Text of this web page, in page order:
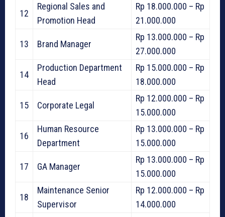
12
Regional Sales and
Promotion Head
Rp 18.000.000 – Rp
21.000.000
13 Brand Manager
Rp 13.000.000 – Rp
27.000.000
14
Production Department
Head
Rp 15.000.000 – Rp
18.000.000
15 Corporate Legal
Rp 12.000.000 – Rp
15.000.000
16
Human Resource
Department
Rp 13.000.000 – Rp
15.000.000
17 GA Manager
Rp 13.000.000 – Rp
15.000.000
18
Maintenance Senior
Supervisor
Rp 12.000.000 – Rp
14.000.000